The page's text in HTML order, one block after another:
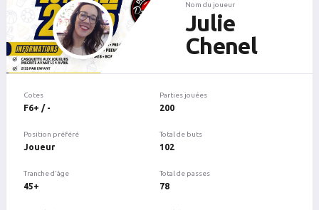
Nom du joueur
Julie
Chenel
Cotes
F6+ / -
Position préféré
Joueur
Tranche d'âge
45+
Parties jouées
200
Total de buts
102
Total de passes
78